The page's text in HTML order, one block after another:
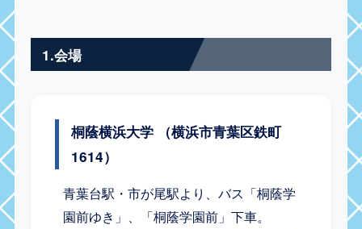
1.会場
桐蔭横浜大学
（横浜市青葉区鉄町
1614）
青葉台駅・市が尾駅より、バス「桐蔭学
園前ゆき」、「桐蔭学園前」下車。